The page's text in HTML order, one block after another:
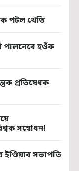
পটল খেতি
পালনেৰে হওঁক
প্ৰতিষেধক
সম্বোধন!
সভাপতি